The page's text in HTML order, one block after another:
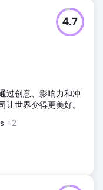
他们需要一个能够伴
即用的解决方案无法
可扩展性问题。他们
的宠物用品市场中脱
实现了他们的设计，
建了定制化的功能和
造流畅的客户旅
的网站维护和开发服
确保网站性能完美
进。
4.7
过创意、影响力和冲
世界变得更美好。
+2